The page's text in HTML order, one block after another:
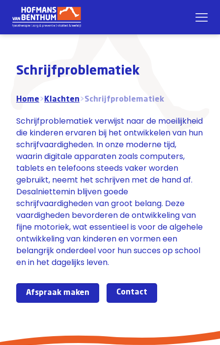
Schrijfproblematiek
Home> Klachten>Schrijfproblematiek
Schrijfproblematiek verwijst naar de moeilijkheid
die kinderen ervaren bij het ontwikkelen van hun
schrijfvaardigheden. In onze moderne tijd,
waarin digitale apparaten zoals computers,
tablets en telefoons steeds vaker worden
gebruikt, neemt het schrijven met de hand af.
Desalniettemin blijven goede
schrijfvaardigheden van groot belang. Deze
vaardigheden bevorderen de ontwikkeling van
fijne motoriek, wat essentieel is voor de algehele
ontwikkeling van kinderen en vormen een
belangrijk onderdeel voor hun succes op school
en in het dagelijks leven.
Afspraak maken Contact